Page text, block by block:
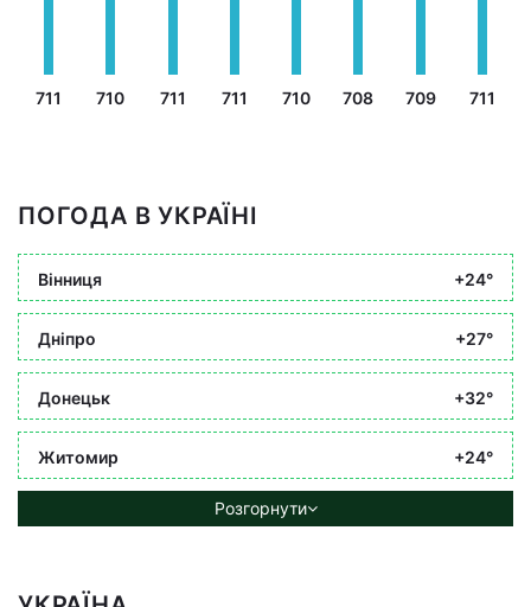
711 710 711 711 710 708 709 711
ПОГОДА В УКРАЇНІ
Вінниця +24°
Дніпро +27°
Донецьк +32°
Житомир +24°
Розгорнути